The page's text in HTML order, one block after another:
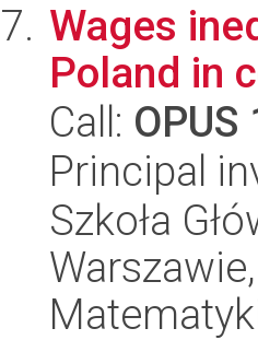
Wages
Poland in
Call: OPUS
Principal
Szkoła